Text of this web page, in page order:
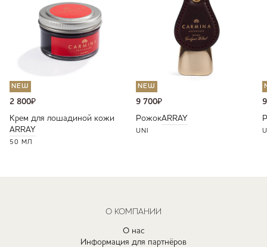
NEW
2 800₽
Крем для лошадиной кожи
ARRAY
50 МЛ
NEW
9 700₽
РожокARRAY
UNI
О КОМПАНИИ
О нас
Информация для партнёров